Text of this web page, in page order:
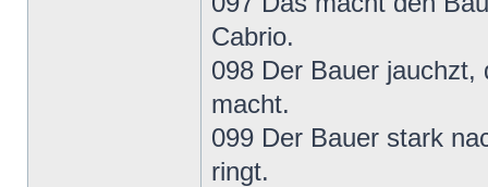
Cabrio.
098 Der Bauer jauchzt,
macht.
099 Der Bauer stark
ringt.